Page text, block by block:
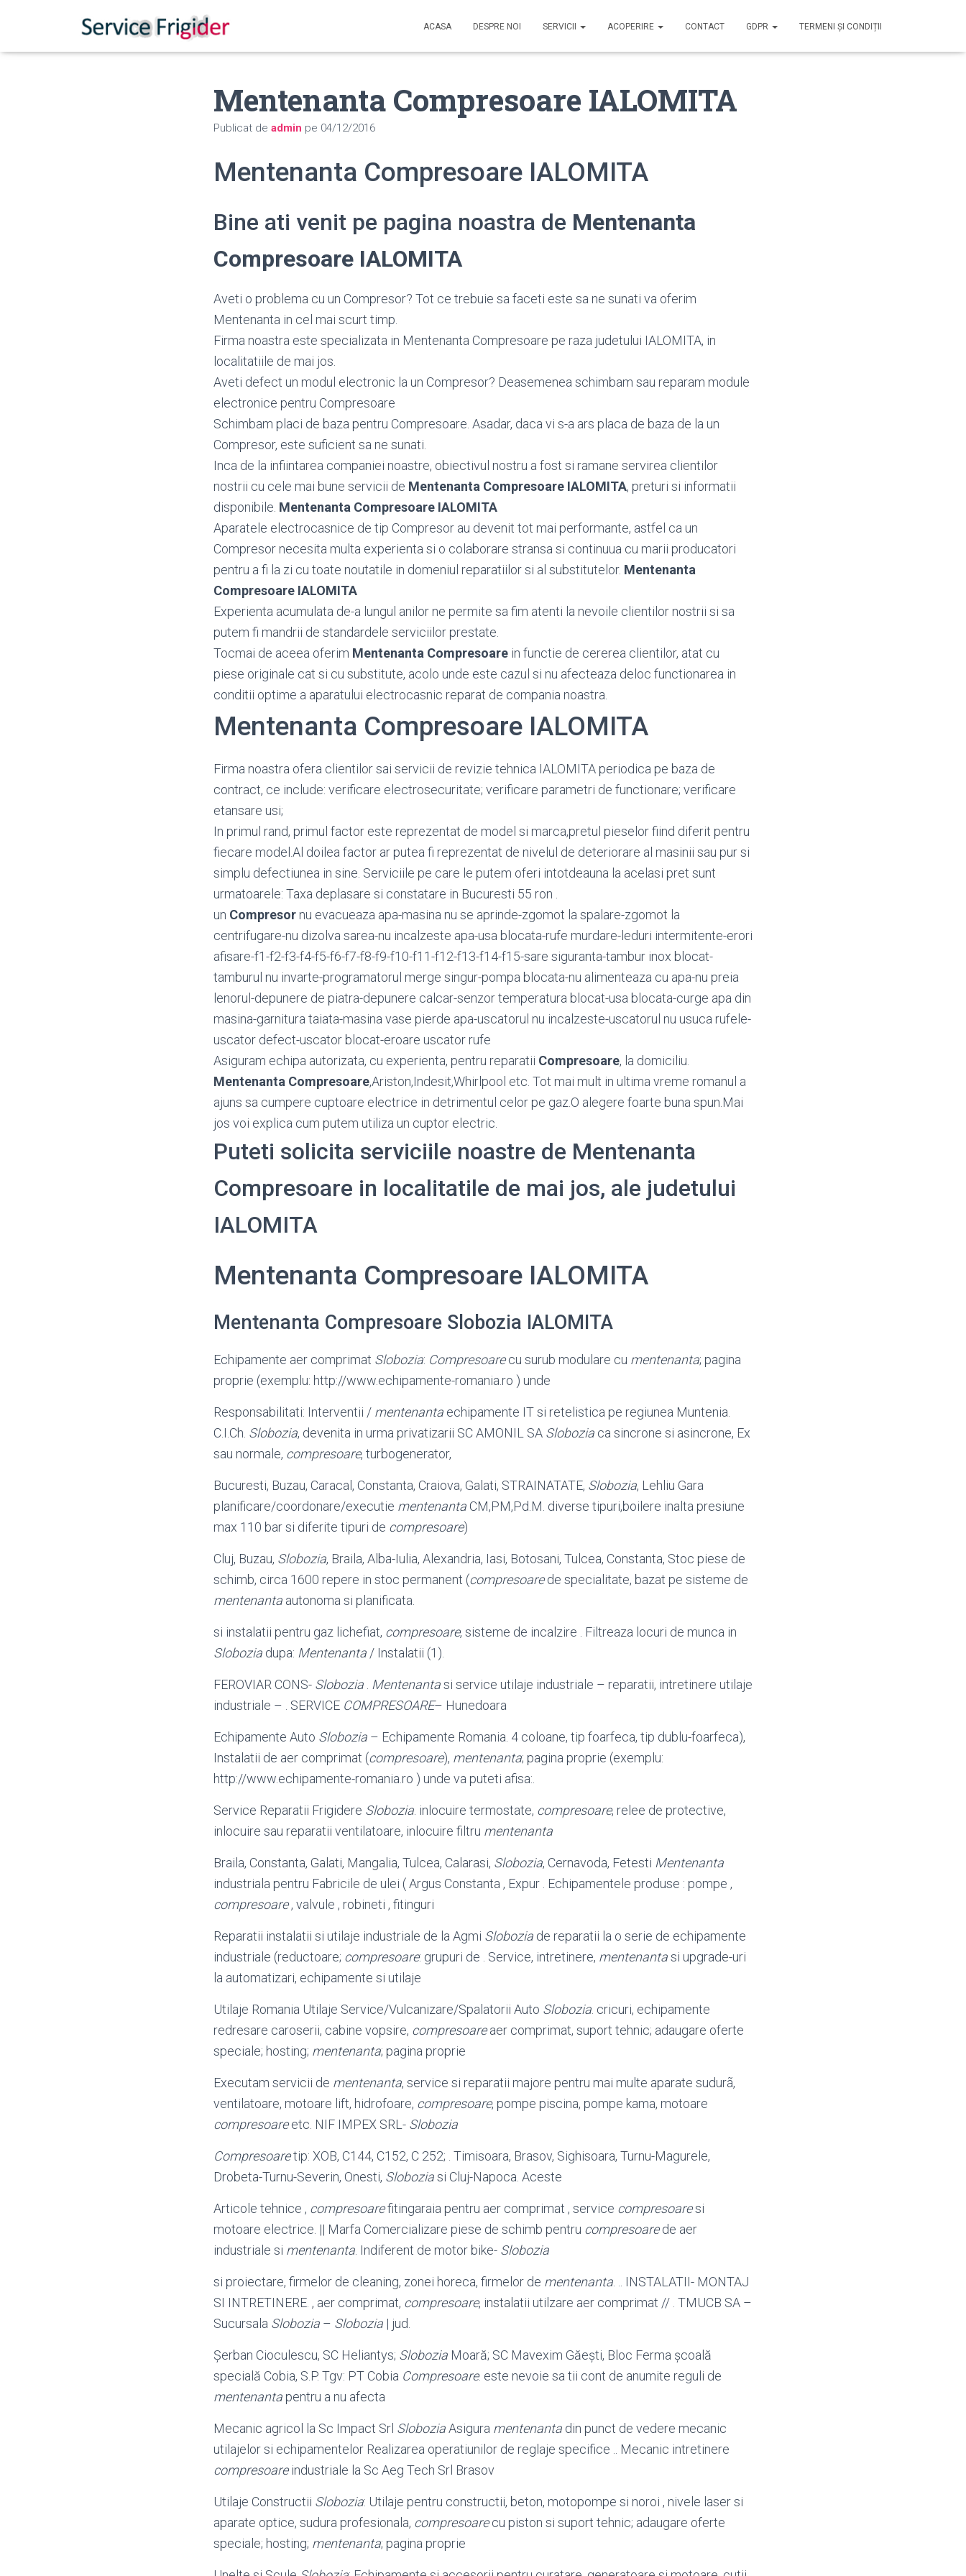
ACASA DESPRE NOI SERVICII ACOPERIRE CONTACT GDPR TERMENI ȘI CONDIȚII
Mentenanta Compresoare IALOMITA
Publicat de admin pe 04/12/2016
Mentenanta Compresoare IALOMITA
Bine ati venit pe pagina noastra de Mentenanta
Compresoare IALOMITA
Aveti o problema cu un Compresor? Tot ce trebuie sa faceti este sa ne sunati va oferim
Mentenanta in cel mai scurt timp.
Firma noastra este specializata in Mentenanta Compresoare pe raza judetului IALOMITA, in
localitatiile de mai jos.
Aveti defect un modul electronic la un Compresor? Deasemenea schimbam sau reparam module
electronice pentru Compresoare
Schimbam placi de baza pentru Compresoare. Asadar, daca vi s-a ars placa de baza de la un
Compresor, este suficient sa ne sunati.
Inca de la infiintarea companiei noastre, obiectivul nostru a fost si ramane servirea clientilor
nostrii cu cele mai bune servicii de Mentenanta Compresoare IALOMITA, preturi si informatii
disponibile. Mentenanta Compresoare IALOMITA
Aparatele electrocasnice de tip Compresor au devenit tot mai performante, astfel ca un
Compresor necesita multa experienta si o colaborare stransa si continuua cu marii producatori
pentru a fi la zi cu toate noutatile in domeniul reparatiilor si al substitutelor. Mentenanta
Compresoare IALOMITA
Experienta acumulata de-a lungul anilor ne permite sa fim atenti la nevoile clientilor nostrii si sa
putem fi mandrii de standardele serviciilor prestate.
Tocmai de aceea oferim Mentenanta Compresoare in functie de cererea clientilor, atat cu
piese originale cat si cu substitute, acolo unde este cazul si nu afecteaza deloc functionarea in
conditii optime a aparatului electrocasnic reparat de compania noastra.
Mentenanta Compresoare IALOMITA
Firma noastra ofera clientilor sai servicii de revizie tehnica IALOMITA periodica pe baza de
contract, ce include: verificare electrosecuritate; verificare parametri de functionare; verificare
etansare usi;
In primul rand, primul factor este reprezentat de model si marca,pretul pieselor fiind diferit pentru
fiecare model.Al doilea factor ar putea fi reprezentat de nivelul de deteriorare al masinii sau pur si
simplu defectiunea in sine. Serviciile pe care le putem oferi intotdeauna la acelasi pret sunt
urmatoarele: Taxa deplasare si constatare in Bucuresti 55 ron .
un Compresor nu evacueaza apa-masina nu se aprinde-zgomot la spalare-zgomot la
centrifugare-nu dizolva sarea-nu incalzeste apa-usa blocata-rufe murdare-leduri intermitente-erori
afisare-f1-f2-f3-f4-f5-f6-f7-f8-f9-f10-f11-f12-f13-f14-f15-sare siguranta-tambur inox blocat-
tamburul nu invarte-programatorul merge singur-pompa blocata-nu alimenteaza cu apa-nu preia
lenorul-depunere de piatra-depunere calcar-senzor temperatura blocat-usa blocata-curge apa din
masina-garnitura taiata-masina vase pierde apa-uscatorul nu incalzeste-uscatorul nu usuca rufele-
uscator defect-uscator blocat-eroare uscator rufe
Asiguram echipa autorizata, cu experienta, pentru reparatii Compresoare, la domiciliu.
Mentenanta Compresoare,Ariston,Indesit,Whirlpool etc. Tot mai mult in ultima vreme romanul a
ajuns sa cumpere cuptoare electrice in detrimentul celor pe gaz.O alegere foarte buna spun.Mai
jos voi explica cum putem utiliza un cuptor electric.
Puteti solicita serviciile noastre de Mentenanta
Compresoare in localitatile de mai jos, ale judetului
IALOMITA
Mentenanta Compresoare IALOMITA
Mentenanta Compresoare Slobozia IALOMITA
Echipamente aer comprimat Slobozia: Compresoarecu surub modulare cu mentenanta; pagina
proprie (exemplu: http://www.echipamente-romania.ro ) unde
Responsabilitati: Interventii / mentenanta echipamente IT si retelistica pe regiunea Muntenia.
C.I.Ch. Slobozia, devenita in urma privatizarii SC AMONIL SA Slobozia ca sincrone si asincrone, Ex
sau normale, compresoare, turbogenerator,
Bucuresti, Buzau, Caracal, Constanta, Craiova, Galati, STRAINATATE, Slobozia, Lehliu Gara
planificare/coordonare/executie mentenanta CM,PM,Pd. M. diverse tipuri,boilere inalta presiune
max 110 bar si diferite tipuri de compresoare)
Cluj, Buzau, Slobozia, Braila, Alba-Iulia, Alexandria, Iasi, Botosani, Tulcea, Constanta, Stoc piese de
schimb, circa 1600 repere in stoc permanent (compresoarede specialitate, bazat pe sisteme de
mentenanta autonoma si planificata.
si instalatii pentru gaz lichefiat, compresoare, sisteme de incalzire . Filtreaza locuri de munca in
Slobozia dupa: Mentenanta / Instalatii (1).
FEROVIAR CONS- Slobozia Mentenantasi service utilaje industriale – reparatii, intretinere utilaje
industriale – . SERVICE COMPRESOARE– Hunedoara
Echipamente Auto Slobozia – Echipamente Romania. 4 coloane, tip foarfeca, tip dublu-foarfeca),
Instalatii de aer comprimat (compresoare), mentenanta; pagina proprie (exemplu:
http://www.echipamente-romania.ro ) unde va puteti afisa:.
Service Reparatii Frigidere Slobozia . inlocuire termostate, compresoare, relee de protective,
inlocuire sau reparatii ventilatoare, inlocuire filtru mentenanta
Braila, Constanta, Galati, Mangalia, Tulcea, Calarasi, Slobozia, Cernavoda, Fetesti Mentenanta
industriala pentru Fabricile de ulei ( Argus Constanta , Expur . Echipamentele produse : pompe ,
compresoare, valvule , robineti , fitinguri
Reparatii instalatii si utilaje industriale de la Agmi Slobozia de reparatii la o serie de echipamente
industriale (reductoare; compresoare: grupuri de . Service, intretinere, mentenantasi upgrade-uri
la automatizari, echipamente si utilaje
Utilaje Romania Utilaje Service/Vulcanizare/Spalatorii Auto Slobozia . cricuri, echipamente
redresare caroserii, cabine vopsire, compresoareaer comprimat, suport tehnic; adaugare oferte
speciale; hosting; mentenanta; pagina proprie
Executam servicii de mentenanta, service si reparatii majore pentru mai multe aparate sudurã,
ventilatoare, motoare lift, hidrofoare, compresoare, pompe piscina, pompe kama, motoare
compresoareetc. NIF IMPEX SRL- Slobozia
Compresoaretip: XOB, C144, C152, C 252; . Timisoara, Brasov, Sighisoara, Turnu-Magurele,
Drobeta-Turnu-Severin, Onesti, Sloboziasi Cluj-Napoca. Aceste
Articole tehnice , compresoarefitingaraia pentru aer comprimat , service compresoaresi
motoare electrice. || Marfa Comercializare piese de schimb pentru compresoarede aer
industriale si mentenanta . Indiferent de motor bike- Slobozia
si proiectare, firmelor de cleaning, zonei horeca, firmelor de mentenanta . .. INSTALATII- MONTAJ
SI INTRETINERE. , aer comprimat, compresoare, instalatii utilzare aer comprimat // . TMUCB SA –
Sucursala Slobozia – Slobozia | jud.
Şerban Cioculescu, SC Heliantys; Slobozia Moară; SC Mavexim Găeşti, Bloc Ferma şcoală
specială Cobia, S.P. Tgv: PT Cobia Compresoare. este nevoie sa tii cont de anumite reguli de
mentenanta pentru a nu afecta
Mecanic agricol la Sc Impact Srl SloboziaAsigura mentenanta din punct de vedere mecanic
utilajelor si echipamentelor Realizarea operatiunilor de reglaje specifice .. Mecanic intretinere
compresoareindustriale la Sc Aeg Tech Srl Brasov
Utilaje Constructii Slobozia: Utilaje pentru constructii, beton, motopompe si noroi , nivele laser si
aparate optice, sudura profesionala, compresoarecu piston si suport tehnic; adaugare oferte
speciale; hosting; mentenanta; pagina proprie